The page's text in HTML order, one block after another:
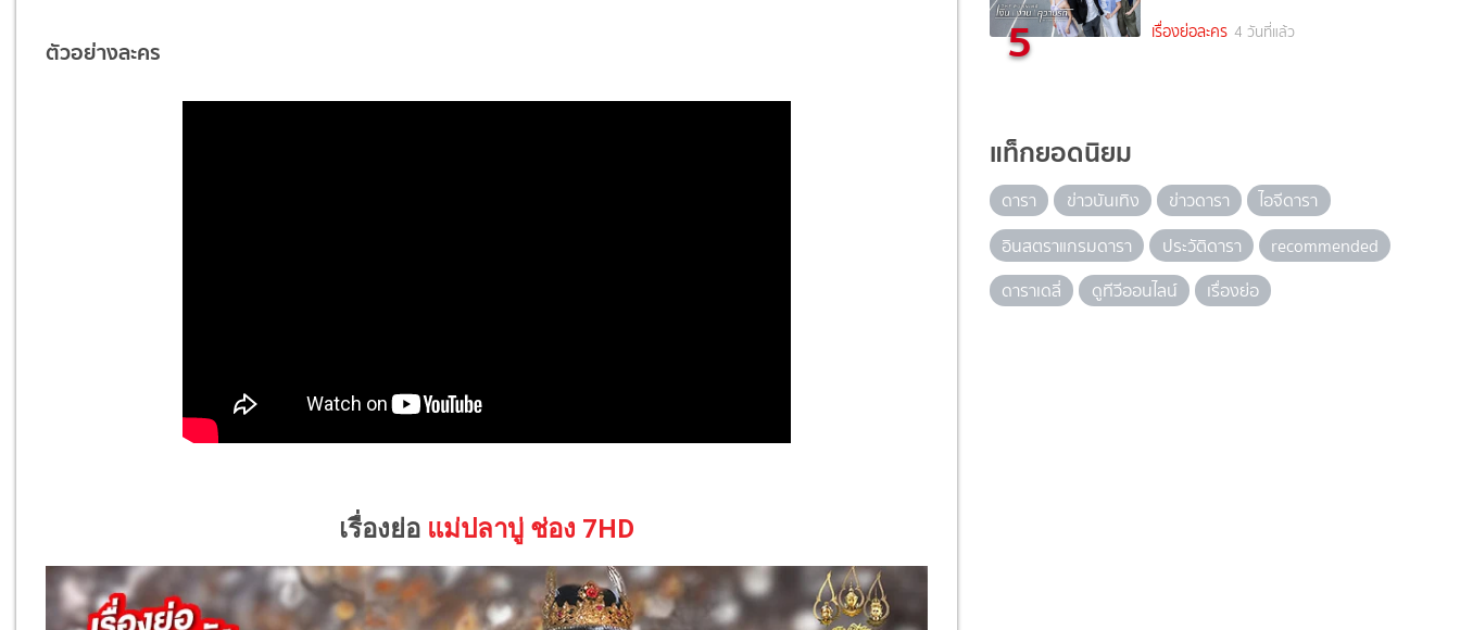
ตัวอย่างละคร
เรื่องย่อ แม่ปลาบู่ ช่อง 7HD
5 เรื่องย่อละคร 4 วันที่แล้ว
แท็กยอดนิยม
ดารา ข่าวบันเทิง ข่าวดารา
ไอจีดารา
อินสตราแกรมดารา
ประวัติดารา
recommended
ดาราเดลี่
ดูทีวีออนไลน์ เรื่องย่อ